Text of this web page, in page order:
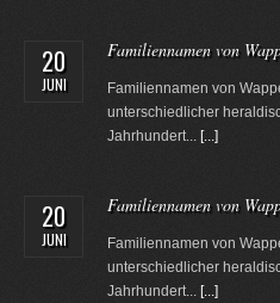
20
JUNI
Familiennamen von
Familiennamen von
unterschiedlicher
Jahrhundert... [...]
20
JUNI
Familiennamen von
Familiennamen von
unterschiedlicher
Jahrhundert... [...]